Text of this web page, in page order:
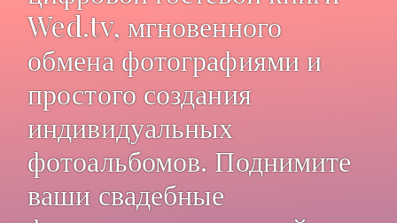
Wed.tv, мгновенного
обмена фотографиями и
простого создания
индивидуальных
фотоальбомов. Поднимите
ваши свадебные